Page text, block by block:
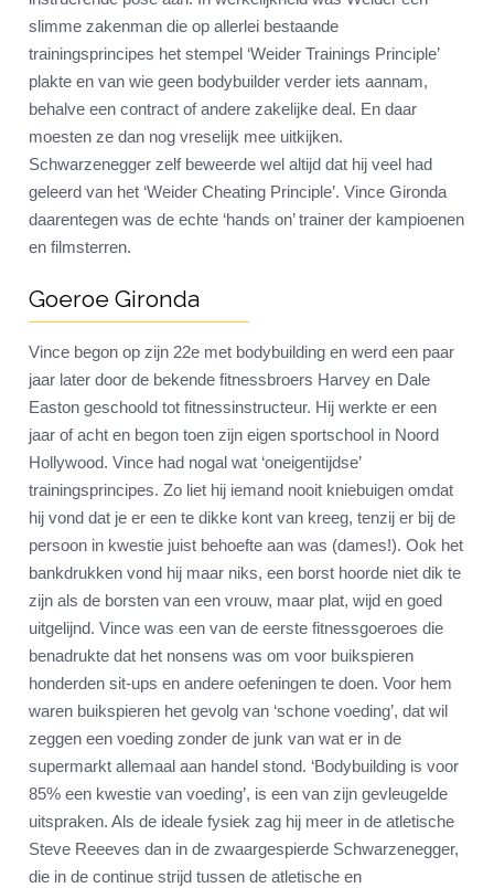
slimme zakenman die op allerlei bestaande
trainingsprincipes het stempel ‘Weider Trainings Principle’
plakte en van wie geen bodybuilder verder iets aannam,
behalve een contract of andere zakelijke deal. En daar
moesten ze dan nog vreselijk mee uitkijken.
Schwarzenegger zelf beweerde wel altijd dat hij veel had
geleerd van het ‘Weider Cheating Principle’. Vince Gironda
daarentegen was de echte ‘hands on’ trainer der kampioenen
en filmsterren.
Goeroe Gironda
Vince begon op zijn 22e met bodybuilding en werd een paar
jaar later door de bekende fitnessbroers Harvey en Dale
Easton geschoold tot fitnessinstructeur. Hij werkte er een
jaar of acht en begon toen zijn eigen sportschool in Noord
Hollywood. Vince had nogal wat ‘oneigentijdse’
trainingsprincipes. Zo liet hij iemand nooit kniebuigen omdat
hij vond dat je er een te dikke kont van kreeg, tenzij er bij de
persoon in kwestie juist behoefte aan was (dames!). Ook het
bankdrukken vond hij maar niks, een borst hoorde niet dik te
zijn als de borsten van een vrouw, maar plat, wijd en goed
uitgelijnd. Vince was een van de eerste fitnessgoeroes die
benadrukte dat het nonsens was om voor buikspieren
honderden sit-ups en andere oefeningen te doen. Voor hem
waren buikspieren het gevolg van ‘schone voeding’, dat wil
zeggen een voeding zonder de junk van wat er in de
supermarkt allemaal aan handel stond. ‘Bodybuilding is voor
85% een kwestie van voeding’, is een van zijn gevleugelde
uitspraken. Als de ideale fysiek zag hij meer in de atletische
Steve Reeeves dan in de zwaargespierde Schwarzenegger,
die in de continue strijd tussen de atletische en